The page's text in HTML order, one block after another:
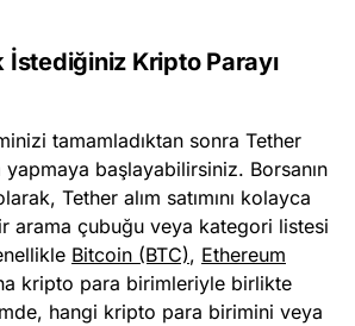
İstediğiniz Kripto Parayı
tamamladıktan sonra Tether
başlayabilirsiniz. Borsanın
Tether alım satımını kolayca
arama çubuğu veya kategori listesi
Bitcoin (BTC), Ethereum
kripto para birimleriyle birlikte
hangi kripto para birimini veya